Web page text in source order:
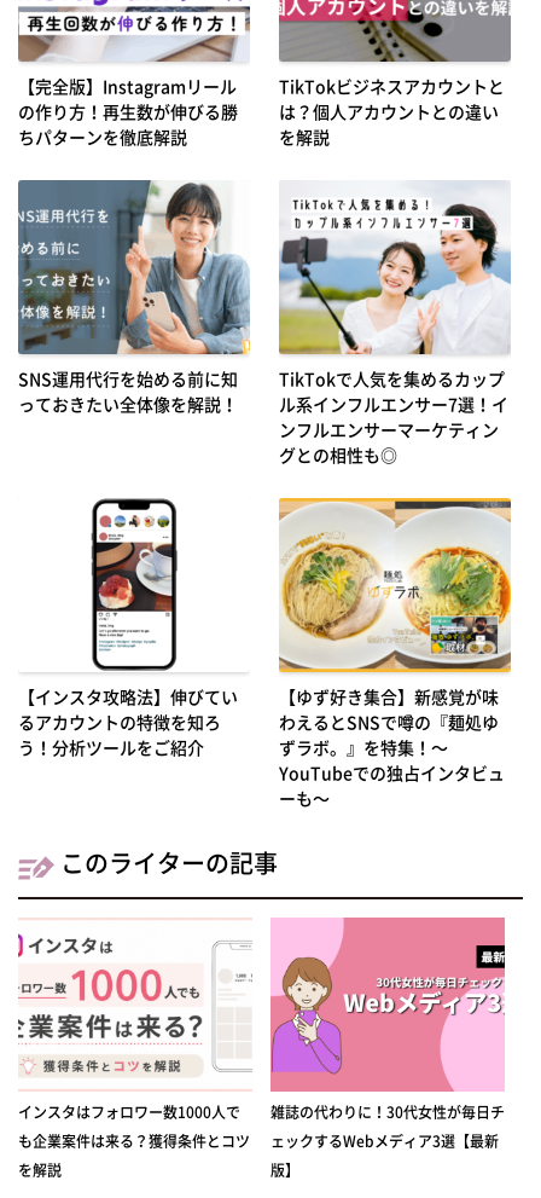
【完全版】Instagramリール
の作り方！再生数が伸びる勝
ちパターンを徹底解説
TikTokビジネスアカウントと
は？個人アカウントとの違い
を解説
SNS運用代行を始める前に知
っておきたい全体像を解説！
TikTokで人気を集めるカップ
ル系インフルエンサー7選！イ
ンフルエンサーマーケティン
グとの相性も◎
【インスタ攻略法】伸びてい
るアカウントの特徴を知ろ
う！分析ツールをご紹介
【ゆず好き集合】新感覚が味
わえるとSNSで噂の『麺処ゆ
ずラボ。』を特集！～
YouTubeでの独占インタビュ
ーも～
このライターの記事
インスタはフォロワー数1000人で
も企業案件は来る？獲得条件とコツ
を解説
雑誌の代わりに！30代女性が毎日チ
ェックするWebメディア3選【最新
版】